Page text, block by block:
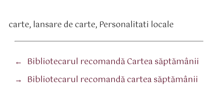
carte, lansare de carte, Personalitati locale
← Bibliotecarul recomandă Cartea săptămânii
→ Bibliotecarul recomandă cartea săptămânii